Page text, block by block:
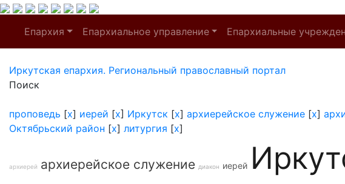
Епархия Епархиальное управление Епархиальные
Иркутская епархия. Региональный православный портал
Поиск
проповедь [x] иерей [x] Иркутск [x] архиерейское служение [x]
Октябрьский район [x] литургия [x]
архиерей архиерейское служение диакон иерей